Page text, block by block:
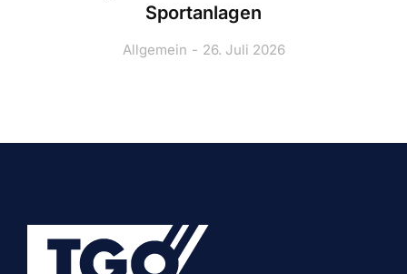
Sportanlagen
Allgemein 26. Juli 2026